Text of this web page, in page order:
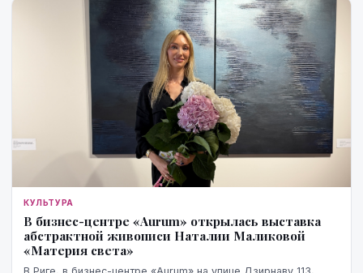
КУЛЬТУРА
В бизнес-центре «Aurum» открылась выставка
абстрактной живописи Наталии Маликовой
«Материя света»